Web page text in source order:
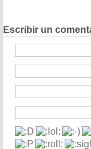
Escribir un